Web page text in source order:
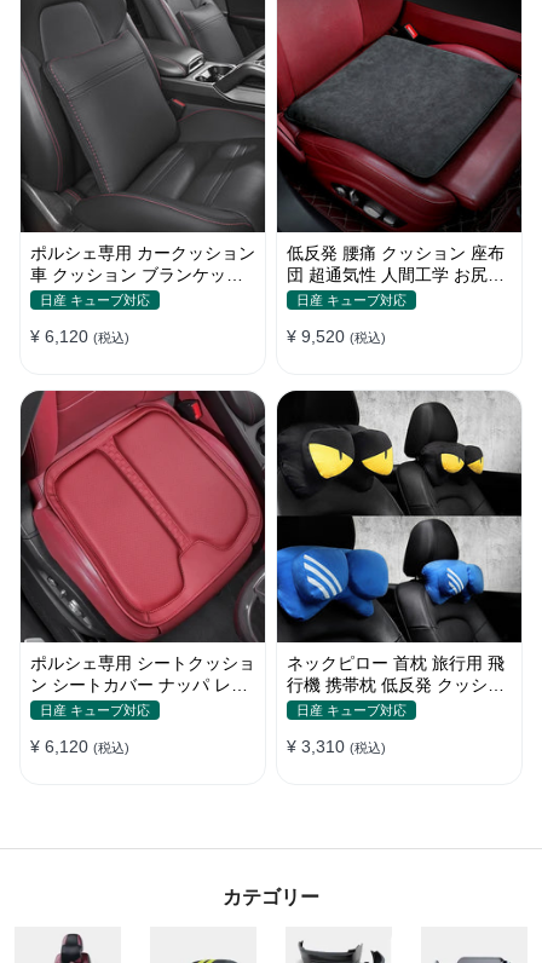
ポルシェ専用 カークッション
車 クッション ブランケット
最新型 低反発 運転 通気性 健
スター ケイマン カイエン マ
日産 キューブ対応
¥ 6,120 (税込)
低反発 腰痛 クッション 座布
団 超通気性 人間工学 お尻ク
ッション 骨盤サポート 蒸れ
日産 キューブ対応
¥ 9,520 (税込)
ポルシェ専用 シートクッショ
ン シートカバー ナッパ レザ
ー 滑り止め クッション マッ
気性 車用 低反発 カーシート
日産 キューブ対応
¥ 6,120 (税込)
ネックピロー 首枕 旅行用 飛
行機 携帯枕 低反発 クッショ
ン運転 車内 頸椎サポート 車
日産 キューブ対応
¥ 3,310 (税込)
カテゴリー